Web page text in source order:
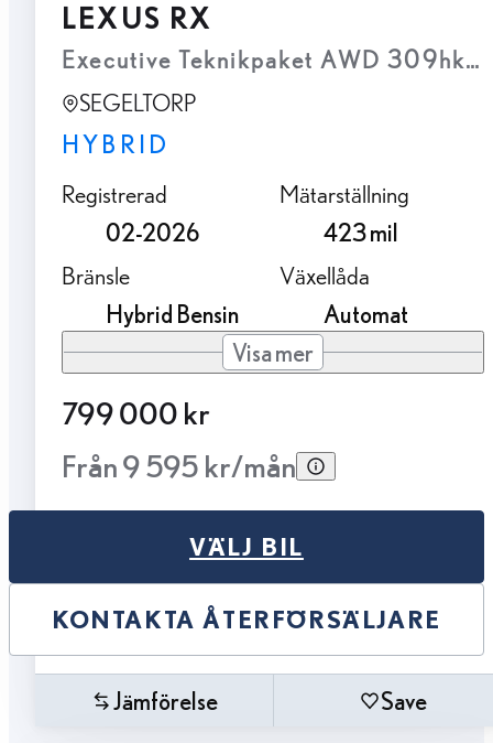
LEXUS RX
Executive Teknikpaket AWD 309hk
SEGELTORP
HYBRID
Registrerad
02-2026
Mätarställning
423 mil
Bränsle
Hybrid Bensin
Växellåda
Automat
Visa mer
799 000 kr
Från 9 595 kr/mån
VÄLJ BIL
KONTAKTA ÅTERFÖRSÄLJARE
Jämförelse Save